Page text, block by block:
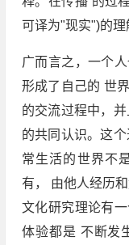
可译为"现实")的理
广而言之，一个
形成了自己的 世
的交流过程中，
的共同认识。这
常生活的世界不
有， 由他人经历
文化研究理论有
体验都是 不断发